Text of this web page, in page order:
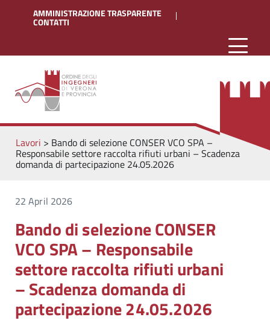
AMMINISTRAZIONE TRASPARENTE
CONTATTI
Lavori > Bando di selezione CONSER VCO SPA –
Responsabile settore raccolta rifiuti urbani – Scadenza
domanda di partecipazione 24.05.2026
22 April 2026
Bando di selezione CONSER
VCO SPA – Responsabile
settore raccolta rifiuti urbani
– Scadenza domanda di
partecipazione 24.05.2026